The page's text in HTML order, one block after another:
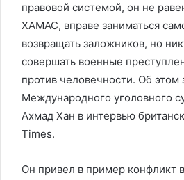
правовой системой, он не
ХАМАС, вправе заниматься
возвращать заложников, но
совершать военные
против человечности. Об этом
Международного уголовного
Ахмад Хан в интервью
Times.
Он привел в пример конфликт